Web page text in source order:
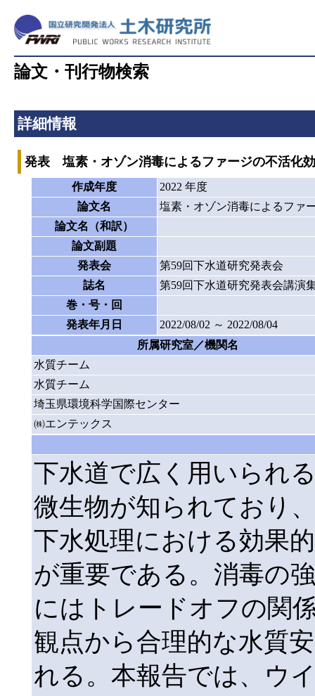
論文・刊行物検索
詳細情報
発表 塩素・オゾン消毒によるファージの不活化
作成年度
2022 年度
論文名
塩素・オゾン消毒によるファ
論文名（和訳）
論文副題
発表会
第59回下水道研究発表会
誌名
第59回下水道研究発表会講演
巻・号・回
発表年月日
2022/08/02 ～ 2022/08/04
所属研究室／機関名
水質チーム
水質チーム
埼玉県環境科学国際センター
㈱エンテックス
下水道で広く用いられ
微生物が知られており
下水処理における効果
が重要である。消毒の
にはトレードオフの関
観点から合理的な水質
れる。本報告では、ウ